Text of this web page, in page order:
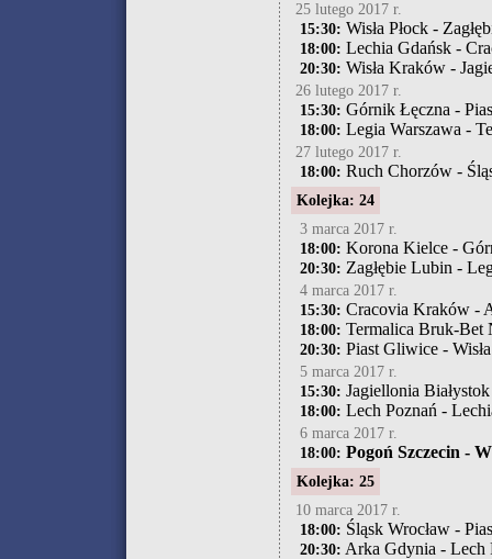
25 lutego 2017 r.
15:30: Wisła Płock -
18:00: Lechia Gdańsk -
20:30: Wisła Kraków -
26 lutego 2017 r.
15:30: Górnik Łęczna -
18:00: Legia Warszawa -
27 lutego 2017 r.
18:00: Ruch Chorzów -
Kolejka: 24
3 marca 2017 r.
18:00: Korona Kielce -
20:30: Zagłębie Lubin -
4 marca 2017 r.
15:30: Cracovia Kraków -
18:00: Termalica Bruk-Bet
20:30: Piast Gliwice -
5 marca 2017 r.
15:30: Jagiellonia
18:00: Lech Poznań -
6 marca 2017 r.
18:00: Pogoń Szczecin -
Kolejka: 25
10 marca 2017 r.
18:00: Śląsk Wrocław -
20:30: Arka Gdynia - Lech